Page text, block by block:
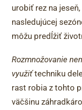
urobiť rez na
nasledujúcej
môžu predĺžiť
Rozmnožovanie
využiťtechniku
rast robia z tohto
väčšinu